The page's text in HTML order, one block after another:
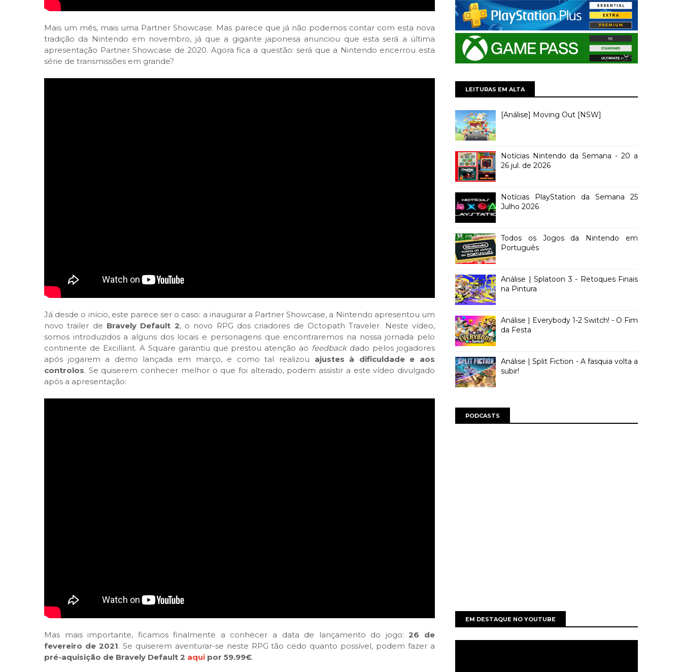
Mais um mês, mais uma Partner Showcase. Mas parece que já não podemos contar com esta nova
tradição da Nintendo em novembro, já que a gigante japonesa anunciou que esta será a última
apresentação Partner Showcase de 2020. Agora fica a questão: será que a Nintendo encerrou esta
série de transmissões em grande?
Já desde o início, este parece ser o caso: a inaugurar a Partner Showcase, a Nintendo apresentou um
novo trailer de Bravely Default 2, o novo RPG dos criadores de Octopath Traveler. Neste vídeo,
somos introduzidos a alguns dos locais e personagens que encontraremos na nossa jornada pelo
continente de Excillant. A Square garantiu que prestou atenção ao feedbackdado pelos jogadores
após jogarem a demo lançada em março, e como tal realizou ajustes à dificuldade e aos
controlos. Se quiserem conhecer melhor o que foi alterado, podem assistir a este vídeo divulgado
após a apresentação:
Mas mais importante, ficamos finalmente a conhecer a data de lançamento do jogo:26 de
fevereiro de 2021. Se quiserem aventurar-se neste RPG tão cedo quanto possível, podem fazer a
pré-aquisição de Bravely Default 2 aqui por 59.99€.
LEITURAS EM ALTA
[Análise] Moving Out [NSW]
Notícias Nintendo da Semana - 20 a
26 jul. de 2026
Notícias PlayStation da Semana 25
Julho 2026
Todos os Jogos da Nintendo em
Português
Análise | Splatoon 3 - Retoques Finais
na Pintura
Análise | Everybody 1-2 Switch! - O Fim
da Festa
Análise | Split Fiction - A fasquia volta a
subir!
PODCASTS
EM DESTAQUE NO YOUTUBE